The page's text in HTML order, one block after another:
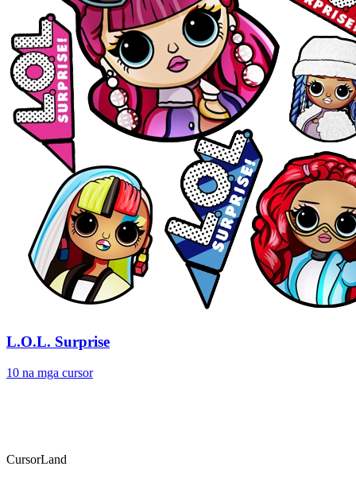
L.O.L. Surprise
10 na mga cursor
CursorLand